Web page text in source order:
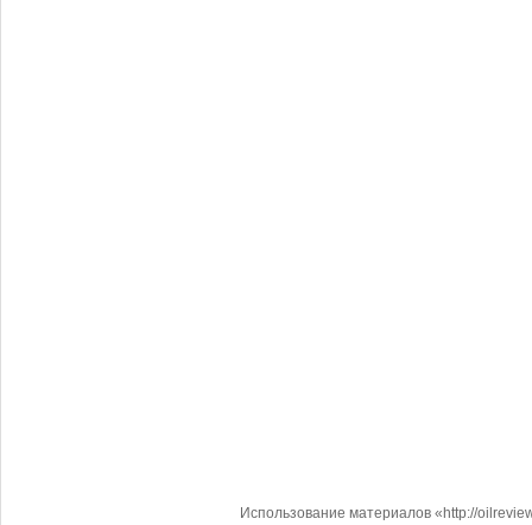
Использование материалов «http://